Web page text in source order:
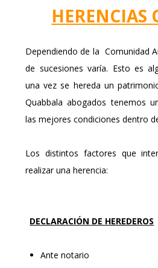
HERENCIAS
Dependiendo de la Comunidad
de sucesiones varía. Esto es
una vez se hereda un
Quabbala abogados tenemos
las mejores condiciones dentro
Los distintos factores que
realizar una herencia:
DECLARACIÓN DE HEREDEROS
Ante notario